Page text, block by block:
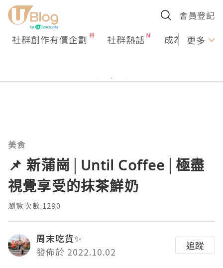
會員登記
社群創作有價企劃 社群熱話 成為U更多
美食
📌 新蒲崗│Until Coffee│極盡
視覺享受的抹茶鮮奶
瀏覽次數:1290
周末吃貨✨
發佈於 2022.10.02
追蹤